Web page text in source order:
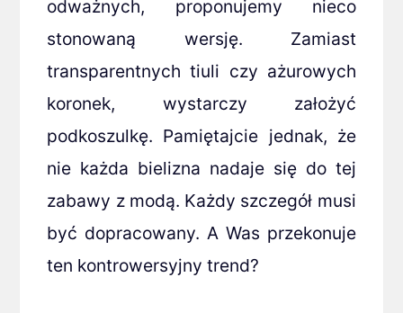
odważnych, proponujemy nieco
stonowaną wersję. Zamiast
transparentnych tiuli czy ażurowych
koronek, wystarczy założyć
podkoszulkę. Pamiętajcie jednak, że
nie każda bielizna nadaje się do tej
zabawy z modą. Każdy szczegół musi
być dopracowany. A Was przekonuje
ten kontrowersyjny trend?